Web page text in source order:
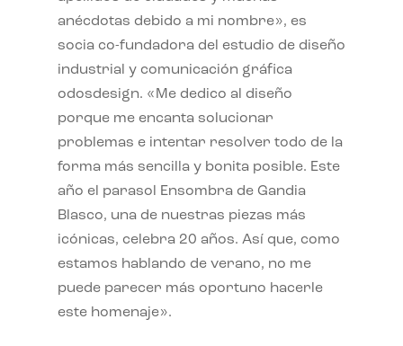
anécdotas debido a mi nombre», es
socia co-fundadora del estudio de diseño
industrial y comunicación gráfica
odosdesign. «Me dedico al diseño
porque me encanta solucionar
problemas e intentar resolver todo de la
forma más sencilla y bonita posible. Este
año el parasol Ensombra de Gandia
Blasco, una de nuestras piezas más
icónicas, celebra 20 años. Así que, como
estamos hablando de verano, no me
puede parecer más oportuno hacerle
este homenaje».